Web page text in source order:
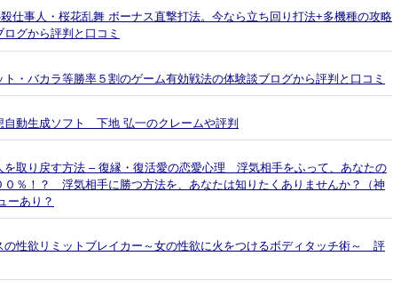
仕事人・桜花乱舞 ボーナス直撃打法。今なら立ち回り打法+多機種の攻略
グから評判と口コミ
ト・バカラ等勝率５割のゲーム有効戦法の体験談ブログから評判と口コミ
自動生成ソフト 下地 弘一のクレームや評判
を取り戻す方法 – 復縁・復活愛の恋愛心理 浮気相手をふって、あなたの
０％！？ 浮気相手に勝つ方法を、あなたは知りたくありませんか？（神
ーあり？
の性欲リミットブレイカー～女の性欲に火をつけるボディタッチ術～ 評